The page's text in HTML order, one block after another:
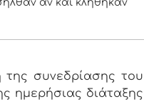
συνεδρίασης του
ημερήσιας διάταξης